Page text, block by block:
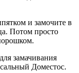
и замочите в
Потом просто
замачивания
Доместос.